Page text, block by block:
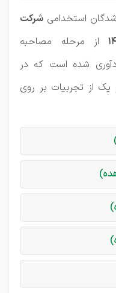
استخدامی شرکت
از مرحله مصاحبه
شده است که در
یک از تجربیات بر روی